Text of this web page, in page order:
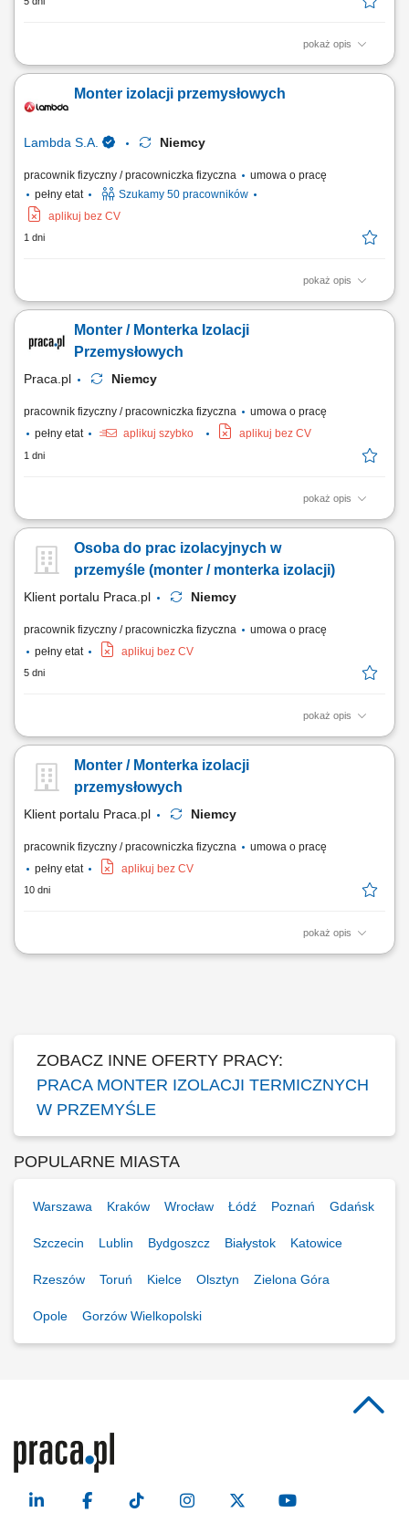
pokaż opis
Realizacja prac montażowych oraz demontażowych w obrębie izolacji
zbiorników technicznych w obiektach przemysłowych. Dbanie o
szczelność i poprawność technologiczną nakładanych warstw
Monter izolacji przemysłowych
Lambda S.A. Niemcy
pracownik fizyczny / pracowniczka fizyczna
umowa o pracę
pełny etat
Szukamy 50 pracowników
aplikuj bez CV
1 dni
pokaż opis
Praca od zaraz Twój zakres obowiązków: Demontaż/montaż izolacji
zakładach przemysłowych;
Monter / Monterka Izolacji
Przemysłowych
Praca.pl Niemcy
pracownik fizyczny / pracowniczka fizyczna
umowa o pracę
pełny etat
aplikuj szybko aplikuj bez CV
1 dni
pokaż opis
Opis stanowiska: Kompleksowy montaż oraz demontaż systemów
Prowadzenie prac instalacyjnych bezpośrednio na ciągach
rurociągowych, instalacjach technicznych oraz zbiornikach
Osoba do prac izolacyjnych w
przemyśle (monter / monterka izolacji)
Klient portalu Praca.pl Niemcy
pracownik fizyczny / pracowniczka fizyczna
umowa o pracę
pełny etat
aplikuj bez CV
5 dni
pokaż opis
Instalowanie oraz demontowanie systemów izolacji ciepło- i
wewnątrz obiektów przemysłowych. Nakładanie warstw wełny
mineralnej oraz zabezpieczanie ich płaszczami z blachy. Osadzanie
Monter / Monterka izolacji
przemysłowych
Klient portalu Praca.pl Niemcy
pracownik fizyczny / pracowniczka fizyczna
umowa o pracę
pełny etat
aplikuj bez CV
10 dni
pokaż opis
Demontaż i montaż izolacji ciepło- oraz zimnochronnej; Praca przy
ZOBACZ INNE OFERTY PRACY:
PRACA MONTER IZOLACJI TERMICZNYCH
W PRZEMYŚLE
POPULARNE MIASTA
Warszawa Kraków Wrocław Łódź Poznań Gdańsk
Szczecin Lublin Bydgoszcz Białystok Katowice
Rzeszów Toruń Kielce Olsztyn Zielona Góra
Opole Gorzów Wielkopolski